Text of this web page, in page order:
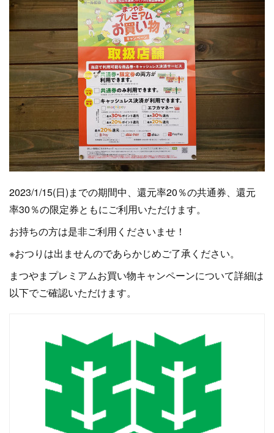
2023/1/15(日)までの期間中、還元率20％の共通券、還元
率30％の限定券ともにご利用いただけます。
お持ちの方は是非ご利用くださいませ！
※おつりは出ませんのであらかじめご了承ください。
まつやまプレミアムお買い物キャンペーンについて詳細は
以下でご確認いただけます。